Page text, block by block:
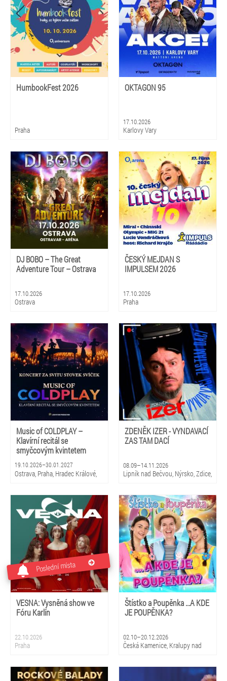
HumbookFest 2026
Praha
OKTAGON 95
17.10.2026
Karlovy Vary
DJ BOBO – The Great
Adventure Tour – Ostrava
17.10.2026
Ostrava
ČESKÝ MEJDAN S
IMPULSEM 2026
17.10.2026
Praha
Music of COLDPLAY –
Klavírní recitál se
smyčcovým kvintetem
19.10.2026–30.01.2027
Ostrava, Praha, Hradec Králové,
Pardubice
ZDENĚK IZER - VYNDAVACÍ
ZAS TAM DACÍ
08.09–14.11.2026
Lipník nad Bečvou, Nýrsko, Zdice,
Kunštát, Třešť, Žďár nad
Sázavou, Valeč, Bělá pod
Bezdězem
Poslední místa
VESNA: Vysněná show ve
Fóru Karlín
22.10.2026
Praha
Štístko a Poupěnka ...A KDE
JE POUPĚNKA?
02.10–20.12.2026
Česká Kamenice, Kralupy nad
Pardubice, Kyjov, Uherské